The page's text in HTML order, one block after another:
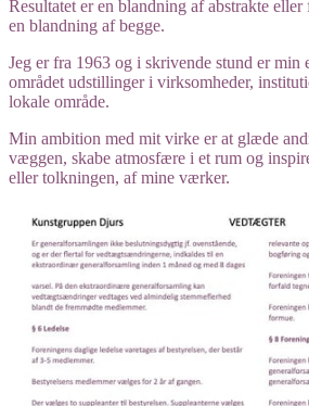
Resultatet er en blandning af abstrakte
en blandning af begge.
Jeg er fra 1963 og i skrivende stund er min
området udstillinger i virksomheder,
lokale område.
Min ambition med mit virke er at glæde
væggen, skabe atmosfære i et rum og
eller tolkningen, af mine værker.